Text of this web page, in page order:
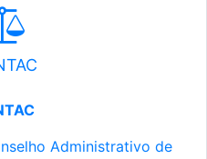
Administrativo de